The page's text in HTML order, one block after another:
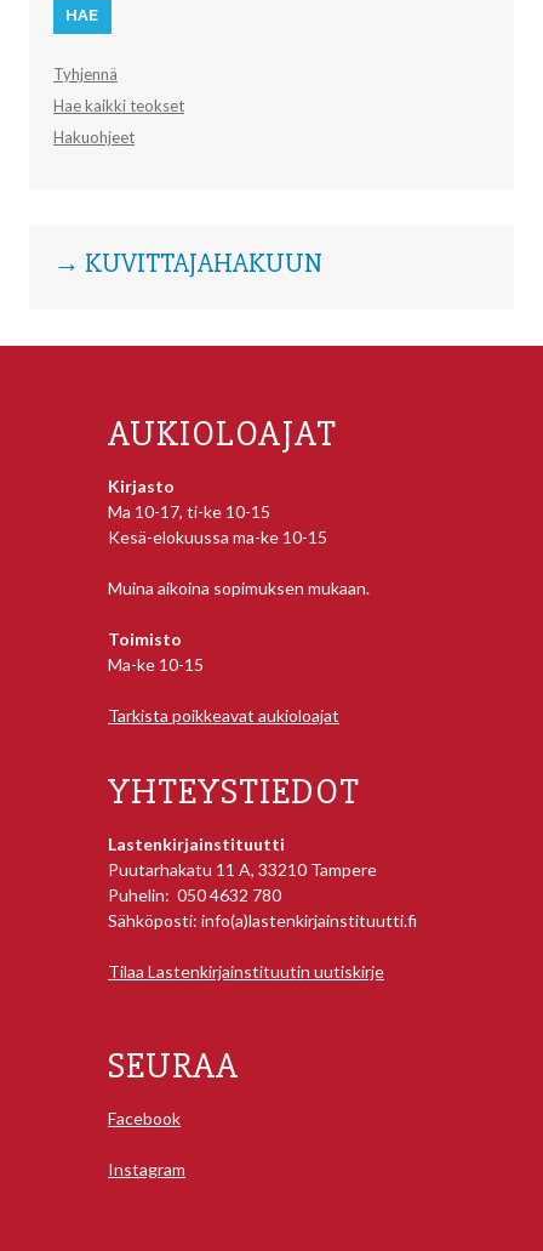
Tyhjennä
Hae kaikki teokset
Hakuohjeet
→ KUVITTAJAHAKUUN
AUKIOLOAJAT
Kirjasto
Ma 10-17, ti-ke 10-15
Kesä-elokuussa ma-ke 10-15
Muina aikoina sopimuksen mukaan.
Toimisto
Ma-ke 10-15
Tarkista poikkeavat aukioloajat
YHTEYSTIEDOT
Lastenkirjainstituutti
Puutarhakatu 11 A, 33210 Tampere
Puhelin: 050 4632 780
Sähköposti: info(a)lastenkirjainstituutti.fi
Tilaa Lastenkirjainstituutin uutiskirje
SEURAA
Facebook
Instagram